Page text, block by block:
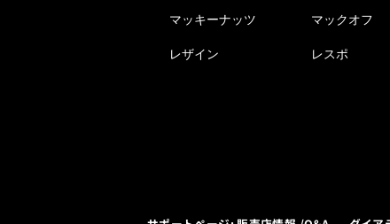
マッキーナッツ マックオフ
レザイン レスポ